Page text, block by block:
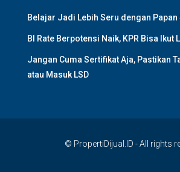
Belajar Jadi Lebih Seru dengan Papan
BI Rate Berpotensi Naik, KPR Bisa Ikut
Jangan Cuma Sertifikat Aja, Pastikan
atau Masuk LSD
© PropertiDijual.ID - All rights